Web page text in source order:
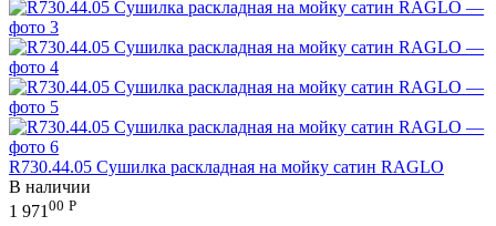
R730.44.05 Сушилка раскладная на мойку сатин RAGLO
В наличии
1 971 00 Р